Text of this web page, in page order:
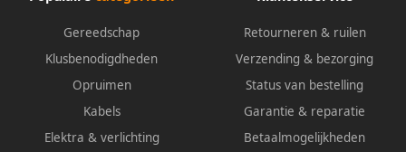
Gereedschap
Klusbenodigdheden
Opruimen
Kabels
Elektra & verlichting
Retourneren & ruilen
Verzending & bezorging
Status van bestelling
Garantie & reparatie
Betaalmogelijkheden